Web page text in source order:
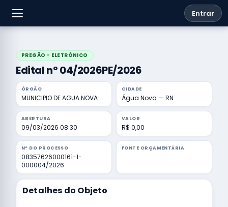
Entrar
PREGÃO - ELETRÔNICO
Edital nº 04/2026PE/2026
ÓRGÃO
MUNICIPIO DE AGUA NOVA
CIDADE
Água Nova — RN
ABERTURA
09/03/2026 08:30
VALOR
R$ 0,00
Nº DO PROCESSO
08357626000161-1-
000004/2026
FONTE ORÇAMENTÁRIA
Detalhes do Objeto